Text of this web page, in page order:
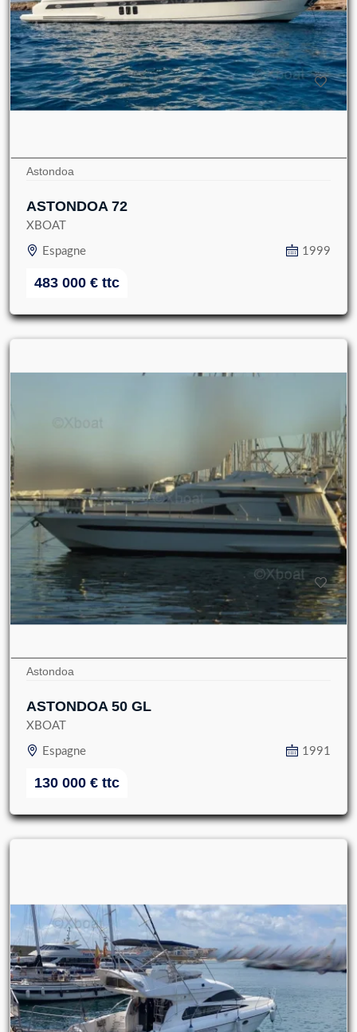
Astondoa
ASTONDOA 72
XBOAT
Espagne 1999
483 000 € ttc
Astondoa
ASTONDOA 50 GL
XBOAT
Espagne 1991
130 000 € ttc